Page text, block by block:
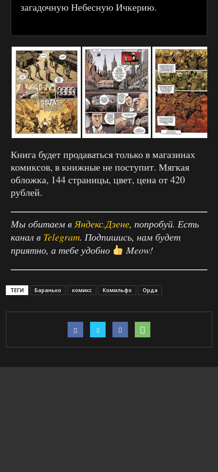
загадочную Небесную Ичкерию.
Книга будет продаваться только в магазинах
комиксов, в книжные не поступит. Мягкая
обложка, 144 страницы, цвет, цена от 420
рублей.
Мы обитаем в Яндекс.Дзене, попробуй. Есть
канал в Telegram. Подпишись, нам будет
приятно, а тебе удобно
Meow!
ТЕГИ Баранько комикс Комильфо Орда